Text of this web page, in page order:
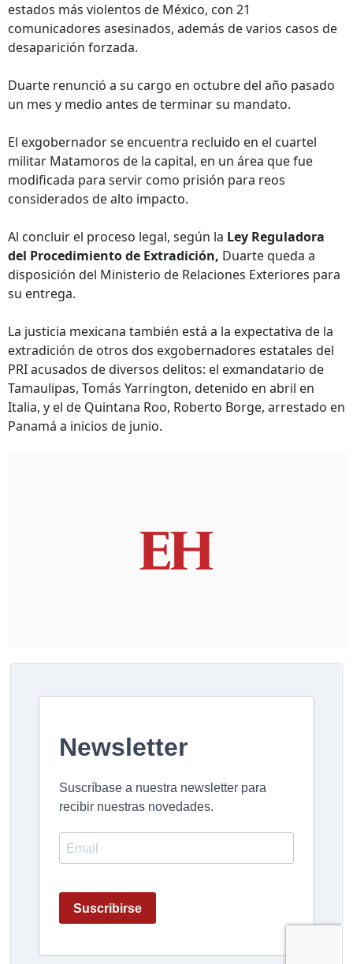
estados más violentos de México, con 21
comunicadores asesinados, además de varios casos de
desaparición forzada.
Duarte renunció a su cargo en octubre del año pasado
un mes y medio antes de terminar su mandato.
El exgobernador se encuentra recluido en el cuartel
militar Matamoros de la capital, en un área que fue
modificada para servir como prisión para reos
considerados de alto impacto.
Al concluir el proceso legal, según la Ley Reguladora
del Procedimiento de Extradición, Duarte queda a
disposición del Ministerio de Relaciones Exteriores para
su entrega.
La justicia mexicana también está a la expectativa de la
extradición de otros dos exgobernadores estatales del
PRI acusados de diversos delitos: el exmandatario de
Tamaulipas, Tomás Yarrington, detenido en abril en
Italia, y el de Quintana Roo, Roberto Borge, arrestado en
Panamá a inicios de junio.